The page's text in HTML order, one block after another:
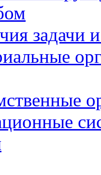
задачи